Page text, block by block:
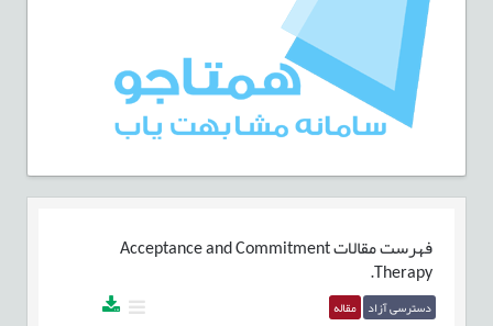
فهرست مقالاتAcceptance and Commitment
Therapy.
دسترسی آزاد مقاله